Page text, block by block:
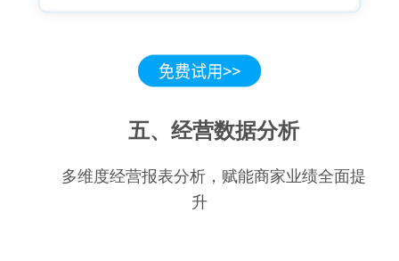
五、经营数据分析
多维度经营报表分析，赋能商家业绩全面提
升